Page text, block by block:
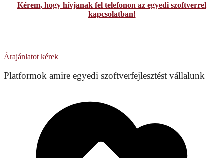
Kérem, hogy hívjanak fel telefonon az egyedi szoftverrel
kapcsolatban!
Árajánlatot kérek
Platformok amire egyedi szoftverfejlesztést vállalunk